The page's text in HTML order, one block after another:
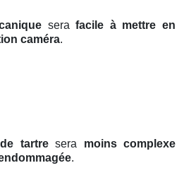
serafacile à mettre en
caméra.
tartresera moins complexe
.